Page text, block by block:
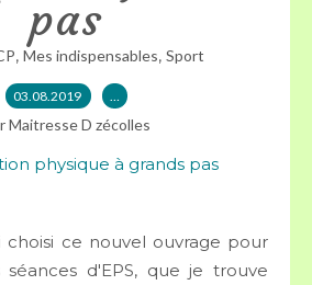
pas
, Mes indispensables, Sport
03.08.2019 …
Maitresse D zécolles
choisi ce nouvel ouvrage pour
d'EPS, que je trouve